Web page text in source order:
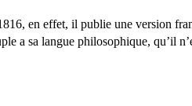
en effet, il publie une version
a sa langue philosophique, qu’il